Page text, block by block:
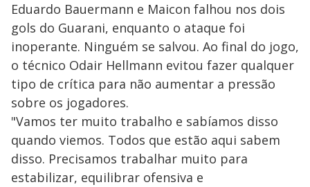
Eduardo Bauermann e Maicon falhou nos dois
gols do Guarani, enquanto o ataque foi
inoperante. Ninguém se salvou. Ao final do jogo,
o técnico Odair Hellmann evitou fazer qualquer
tipo de crítica para não aumentar a pressão
sobre os jogadores.
"Vamos ter muito trabalho e sabíamos disso
quando viemos. Todos que estão aqui sabem
disso. Precisamos trabalhar muito para
estabilizar, equilibrar ofensiva e